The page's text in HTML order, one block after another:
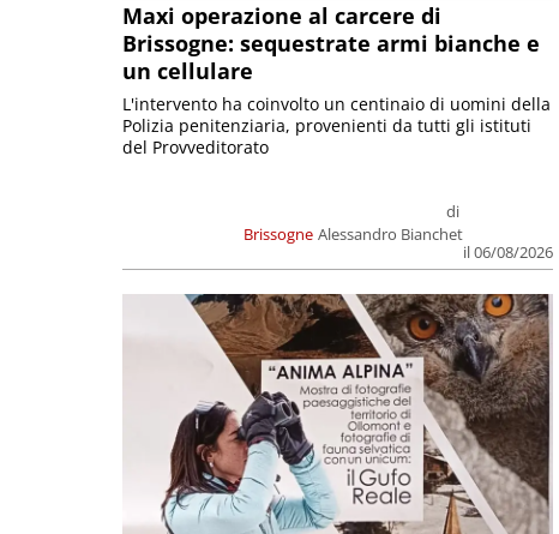
Maxi operazione al carcere di
Brissogne: sequestrate armi bianche e
un cellulare
Brissogne
di
Alessandro Bianchet
il 06/08/2026
L'intervento ha coinvolto un centinaio di uomini della
Polizia penitenziaria, provenienti da tutti gli istituti
del Provveditorato